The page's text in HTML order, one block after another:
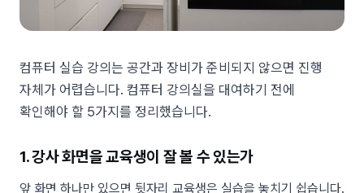
컴퓨터 실습 강의는 공간과 장비가 준비되지 않으면 진행
자체가 어렵습니다. 컴퓨터 강의실을 대여하기 전에
확인해야 할 5가지를 정리했습니다.
1. 강사 화면을 교육생이 잘 볼 수 있는가
앞 화면 하나만 있으면 뒷자리 교육생은 실습을 놓치기 쉽습니다.